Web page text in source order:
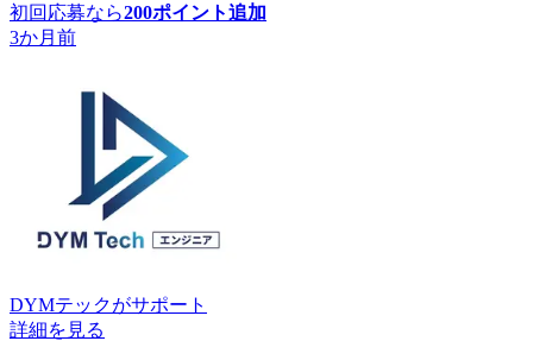
初回応募なら200ポイント追加
3か月前
DYMテックがサポート
詳細を見る